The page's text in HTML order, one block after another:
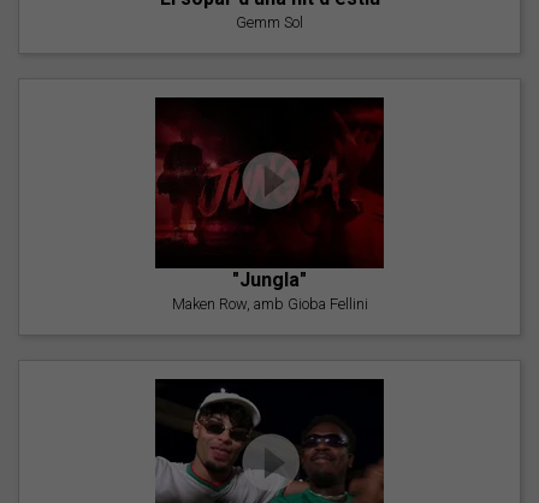
Gemm Sol
"Jungla"
Maken Row, amb Gioba Fellini